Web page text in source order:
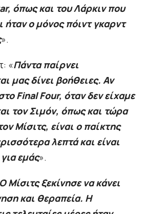
όπως και του Λάρκιν που
ήταν ο μόνος πόιντ γκαρντ
».
«Πάντα παίρνει
μας δίνει βοήθειες. Αν
Final Four, όταν δεν είχαμε
τον Σιμόν, όπως και τώρα
Μίσιτς, είναι ο παίκτης
λεπτά και είναι
εμάς».
Ο Μίσιτς ξεκίνησε να κάνει
και θεραπεία. Η